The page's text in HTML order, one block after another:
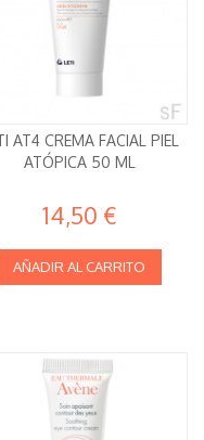
AT4 CREMA FACIAL PIEL
ATÓPICA 50 ML
14,50 €
AÑADIR AL CARRITO